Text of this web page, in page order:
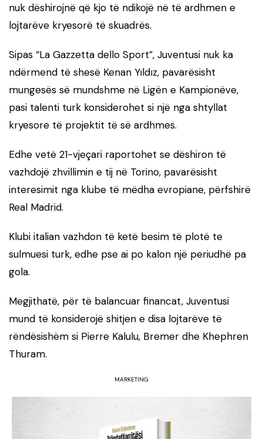
nuk dëshirojnë që kjo të ndikojë në të ardhmen e
lojtarëve kryesorë të skuadrës.
Sipas “La Gazzetta dello Sport”, Juventusi nuk ka
ndërmend të shesë Kenan Yıldız, pavarësisht
mungesës së mundshme në Ligën e Kampionëve,
pasi talenti turk konsiderohet si një nga shtyllat
kryesore të projektit të së ardhmes.
Edhe vetë 21-vjeçari raportohet se dëshiron të
vazhdojë zhvillimin e tij në Torino, pavarësisht
interesimit nga klube të mëdha evropiane, përfshirë
Real Madrid.
Klubi italian vazhdon të ketë besim të plotë te
sulmuesi turk, edhe pse ai po kalon një periudhë pa
gola.
Megjithatë, për të balancuar financat, Juventusi
mund të konsiderojë shitjen e disa lojtarëve të
rëndësishëm si Pierre Kalulu, Bremer dhe Khephren
Thuram.
MARKETING